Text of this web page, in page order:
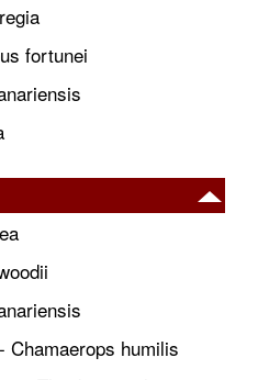
fortunei
humilis